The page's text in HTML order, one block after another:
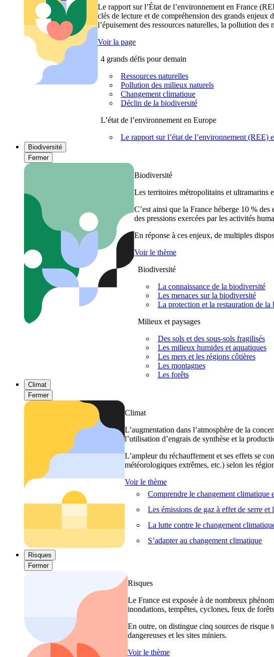
Le rapport sur l’État de l’environnement en France
clés de lecture et de compréhension des grands
l’épuisement des ressources naturelles, la pollution
Voir la page
4 grands défis pour demain
Ressources naturelles
Pollution des milieux naturels
Changement climatique
Déclin de la biodiversité
L’état de l’environnement en Europe
Le rapport sur l’état de l’environnement (REE)
Biodiversité
Fermer
Biodiversité
Les territoires métropolitains et ultramarins
C’est ainsi que la France héberge 10 %
des pressions exercées par les activités
En réponse à ces enjeux, de multiples
Voir le thème
Biodiversité
La connaissance de la biodiversité
Les menaces sur la biodiversité
La protection et la restauration de la
Milieux et paysages
Des sols et des sous-sols fragilisés
Les milieux humides et aquatiques
Les mers et les régions côtières
Les montagnes
Les forêts
Climat
Fermer
Climat
L’augmentation dans l’atmosphère de la
l’utilisation d’engrais de synthèse et la
L’ampleur du réchauffement et ses effets se
météorologiques extrêmes, etc.) selon les
Voir le thème
Comprendre le changement climatique
Les émissions de gaz à effet de serre
La lutte contre le changement
S’adapter au changement climatique
Risques
Fermer
Risques
Le France est exposée à de nombreux
inondations, tempêtes, cyclones, feux de
En outre, on distingue cinq sources de risque
dangereuses et les sites miniers.
Voir le thème